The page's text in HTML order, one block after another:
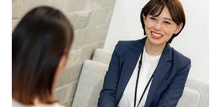
画、また短編アニメーションまで手掛けている。
また、ウィンドウやポップアップショップを含め
空間のデザインも手掛けている。2015年には
Alain Mikli JaponとBeams Internationalウィンド
ウと内装デザインはDSA Japanese Space Design
Awardを受賞。また手描きで子ども部屋の壁紙を
描いており、クライアントの中には有名スタリス